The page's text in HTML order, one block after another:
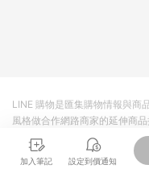
加入筆記 設定到價通知
LINE 購物是匯集購物情報與商
風格做合作網路商家的延伸商
商品至各合作網路商家，確認
準。